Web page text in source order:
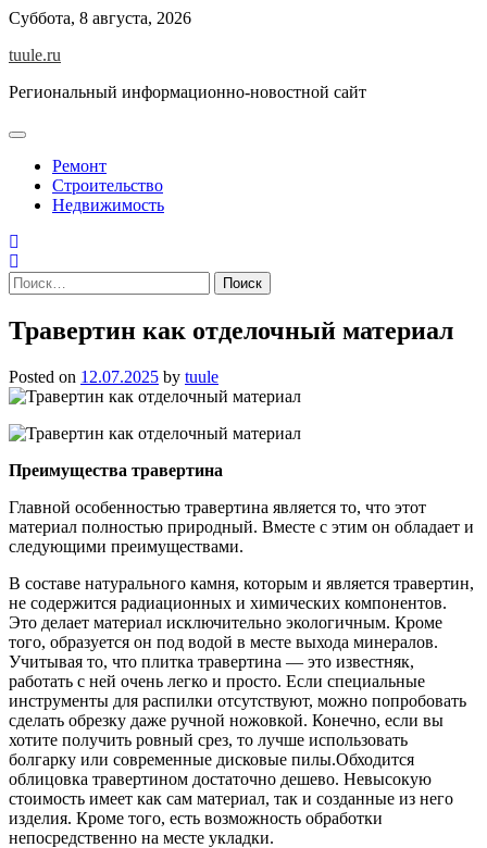
Skip
content
Суббота, 8 августа, 2026
tuule.ru
Региональный информационно-новостной сайт
Ремонт
Строительство
Недвижимость
Найти:
Травертин как отделочный материал
Posted on 12.07.2025 by tuule
Преимущества травертина
Главной особенностью травертина является то, что этот
материал полностью природный. Вместе с этим он обладает и
следующими преимуществами.
В составе натурального камня, которым и является травертин,
не содержится радиационных и химических компонентов.
Это делает материал исключительно экологичным. Кроме
того, образуется он под водой в месте выхода минералов.
Учитывая то, что плитка травертина — это известняк,
работать с ней очень легко и просто. Если специальные
инструменты для распилки отсутствуют, можно попробовать
сделать обрезку даже ручной ножовкой. Конечно, если вы
хотите получить ровный срез, то лучше использовать
болгарку или современные дисковые пилы.Обходится
облицовка травертином достаточно дешево. Невысокую
стоимость имеет как сам материал, так и созданные из него
изделия. Кроме того, есть возможность обработки
непосредственно на месте укладки.